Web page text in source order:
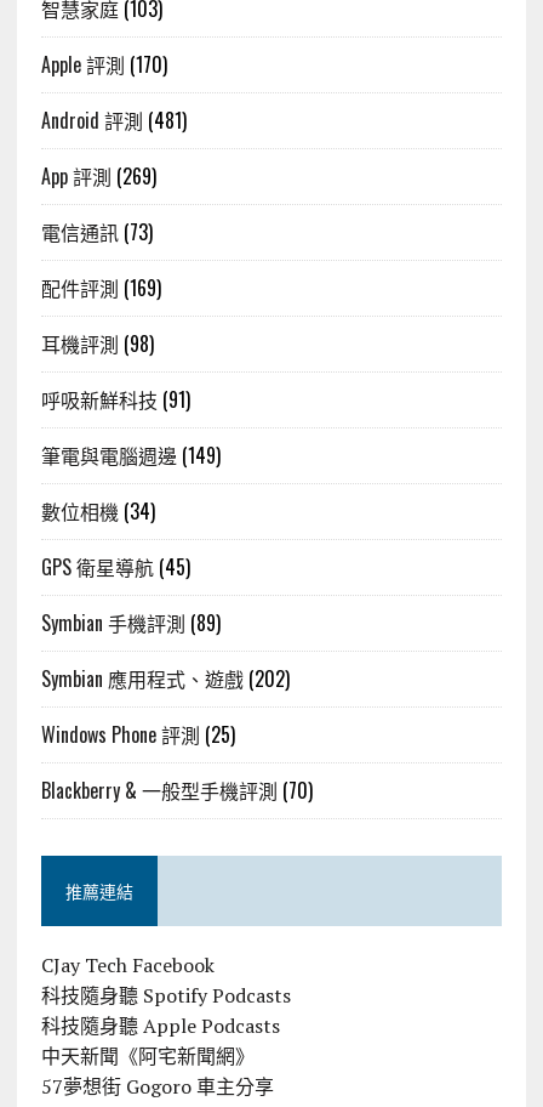
智慧家庭(103)
Apple 評測 (170)
Android 評測 (481)
App 評測 (269)
電信通訊(73)
配件評測 (169)
耳機評測 (98)
呼吸新鮮科技 (91)
筆電與電腦週邊 (149)
數位相機(34)
GPS 衛星導航(45)
Symbian 手機評測 (89)
Symbian 應用程式、遊戲(202)
Windows Phone 評測 (25)
Blackberry & 一般型手機評測 (70)
推薦連結
CJay Tech Facebook
科技隨身聽 Spotify Podcasts
科技隨身聽 Apple Podcasts
中天新聞《阿宅新聞網》
57夢想街 Gogoro 車主分享